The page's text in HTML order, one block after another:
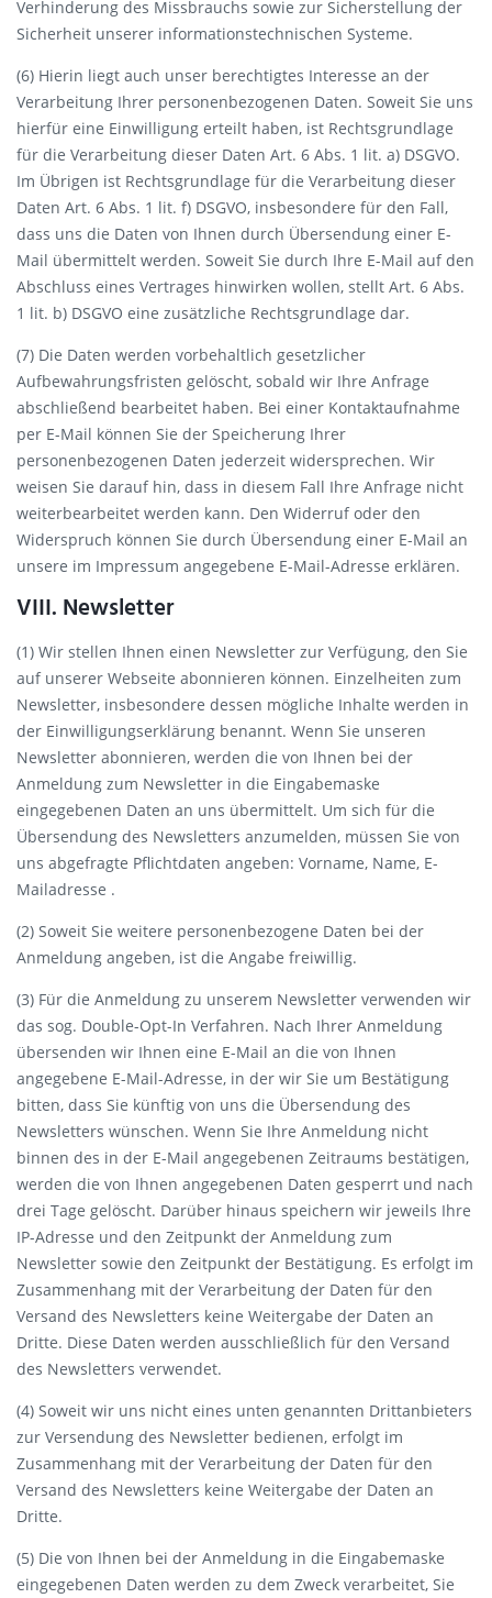
Verhinderung des Missbrauchs sowie zur Sicherstellung der
Sicherheit unserer informationstechnischen Systeme.
(6) Hierin liegt auch unser berechtigtes Interesse an der
Verarbeitung Ihrer personenbezogenen Daten. Soweit Sie uns
hierfür eine Einwilligung erteilt haben, ist Rechtsgrundlage
für die Verarbeitung dieser Daten Art. 6 Abs. 1 lit. a) DSGVO.
Im Übrigen ist Rechtsgrundlage für die Verarbeitung dieser
Daten Art. 6 Abs. 1 lit. f) DSGVO, insbesondere für den Fall,
dass uns die Daten von Ihnen durch Übersendung einer E-
Mail übermittelt werden. Soweit Sie durch Ihre E-Mail auf den
Abschluss eines Vertrages hinwirken wollen, stellt Art. 6 Abs.
1 lit. b) DSGVO eine zusätzliche Rechtsgrundlage dar.
(7) Die Daten werden vorbehaltlich gesetzlicher
Aufbewahrungsfristen gelöscht, sobald wir Ihre Anfrage
abschließend bearbeitet haben. Bei einer Kontaktaufnahme
per E-Mail können Sie der Speicherung Ihrer
personenbezogenen Daten jederzeit widersprechen. Wir
weisen Sie darauf hin, dass in diesem Fall Ihre Anfrage nicht
weiterbearbeitet werden kann. Den Widerruf oder den
Widerspruch können Sie durch Übersendung einer E-Mail an
unsere im Impressum angegebene E-Mail-Adresse erklären.
VIII. Newsletter
(1) Wir stellen Ihnen einen Newsletter zur Verfügung, den Sie
auf unserer Webseite abonnieren können. Einzelheiten zum
Newsletter, insbesondere dessen mögliche Inhalte werden in
der Einwilligungserklärung benannt. Wenn Sie unseren
Newsletter abonnieren, werden die von Ihnen bei der
Anmeldung zum Newsletter in die Eingabemaske
eingegebenen Daten an uns übermittelt. Um sich für die
Übersendung des Newsletters anzumelden, müssen Sie von
uns abgefragte Pflichtdaten angeben: Vorname, Name, E-
Mailadresse .
(2) Soweit Sie weitere personenbezogene Daten bei der
Anmeldung angeben, ist die Angabe freiwillig.
(3) Für die Anmeldung zu unserem Newsletter verwenden wir
das sog. Double-Opt-In Verfahren. Nach Ihrer Anmeldung
übersenden wir Ihnen eine E-Mail an die von Ihnen
angegebene E-Mail-Adresse, in der wir Sie um Bestätigung
bitten, dass Sie künftig von uns die Übersendung des
Newsletters wünschen. Wenn Sie Ihre Anmeldung nicht
binnen des in der E-Mail angegebenen Zeitraums bestätigen,
werden die von Ihnen angegebenen Daten gesperrt und nach
drei Tage gelöscht. Darüber hinaus speichern wir jeweils Ihre
IP-Adresse und den Zeitpunkt der Anmeldung zum
Newsletter sowie den Zeitpunkt der Bestätigung. Es erfolgt im
Zusammenhang mit der Verarbeitung der Daten für den
Versand des Newsletters keine Weitergabe der Daten an
Dritte. Diese Daten werden ausschließlich für den Versand
des Newsletters verwendet.
(4) Soweit wir uns nicht eines unten genannten Drittanbieters
zur Versendung des Newsletter bedienen, erfolgt im
Zusammenhang mit der Verarbeitung der Daten für den
Versand des Newsletters keine Weitergabe der Daten an
Dritte.
(5) Die von Ihnen bei der Anmeldung in die Eingabemaske
eingegebenen Daten werden zu dem Zweck verarbeitet, Sie